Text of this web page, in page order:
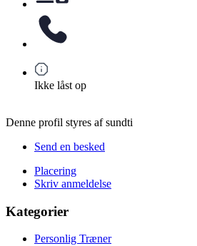
Ikke låst op
Denne profil styres af sundti
Send en besked
Placering
Skriv anmeldelse
Kategorier
Personlig Træner